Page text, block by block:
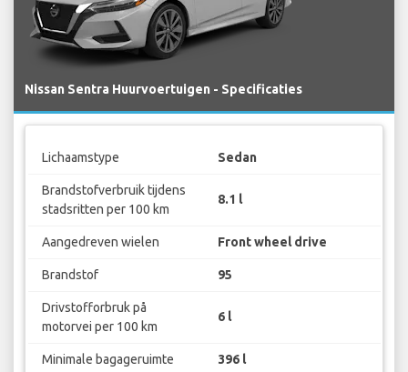
Nissan Sentra Huurvoertuigen - Specificaties
Lichaamstype Sedan
Brandstofverbruik tijdens
stadsritten per 100 km
8.1 l
Aangedreven wielen Front wheel drive
Brandstof 95
Drivstofforbruk på
motorvei per 100 km
6 l
Minimale bagageruimte 396 l